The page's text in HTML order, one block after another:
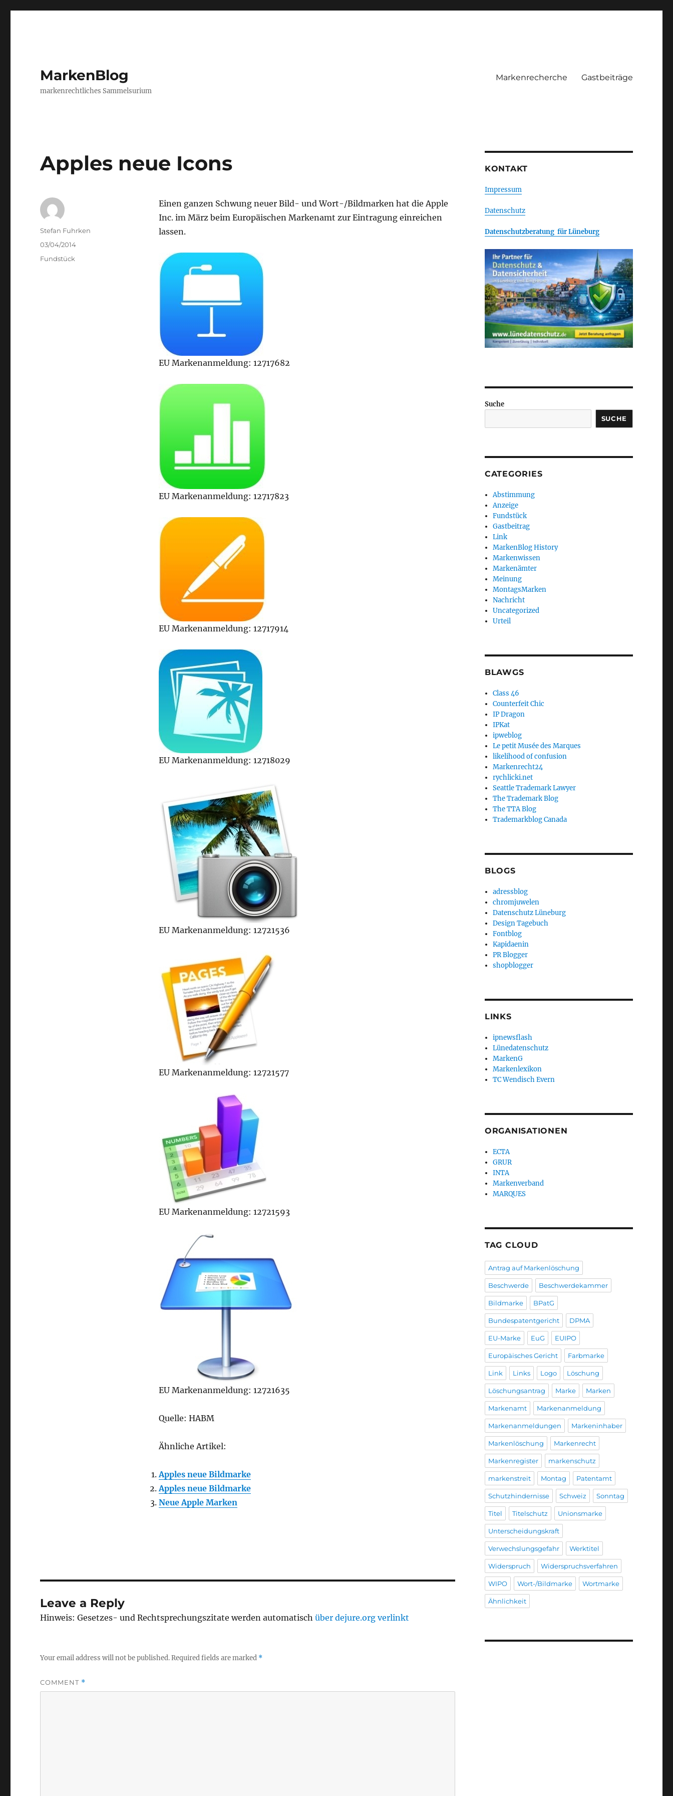
MarkenBlog
markenrechtliches Sammelsurium
Markenrecherche Gastbeiträge
Apples neue Icons
Einen ganzen Schwung neuer Bild- und Wort-/Bildmarken hat die Apple
Inc. im März beim Europäischen Markenamt zur Eintragung einreichen
lassen.
EU Markenanmeldung: 12717682
EU Markenanmeldung: 12717823
EU Markenanmeldung: 12717914
EU Markenanmeldung: 12718029
EU Markenanmeldung: 12721536
EU Markenanmeldung: 12721577
EU Markenanmeldung: 12721593
EU Markenanmeldung: 12721635
Quelle: HABM
Ähnliche Artikel:
Apples neue Bildmarke
Apples neue Bildmarke
Neue Apple Marken
Author
Stefan Fuhrken
Posted
03/04/2014
Categories
Fundstück
Leave a Reply
Hinweis: Gesetzes- und Rechtsprechungszitate werden automatischüber dejure.org verlinkt
Your email address will not be published.Required fields are marked *
COMMENT *
KONTAKT
Impressum
Datenschutz
Datenschutzberatung für Lüneburg
Suche
SUCHE
CATEGORIES
Abstimmung
Anzeige
Fundstück
Gastbeitrag
Link
MarkenBlog History
Markenwissen
Markenämter
Meinung
MontagsMarken
Nachricht
Uncategorized
Urteil
BLAWGS
Class 46
Counterfeit Chic
IP Dragon
IPKat
ipweblog
Le petit Musée des Marques
likelihood of confusion
Markenrecht24
rychlicki.net
Seattle Trademark Lawyer
The Trademark Blog
The TTA Blog
Trademarkblog Canada
BLOGS
adressblog
chromjuwelen
Datenschutz Lüneburg
Design Tagebuch
Fontblog
Kapidaenin
PR Blogger
shopblogger
LINKS
ipnewsflash
Lünedatenschutz
MarkenG
Markenlexikon
TC Wendisch Evern
ORGANISATIONEN
ECTA
GRUR
INTA
Markenverband
MARQUES
TAG CLOUD
Antrag auf Markenlöschung
Beschwerde Beschwerdekammer
Bildmarke BPatG
Bundespatentgericht DPMA
EU-Marke EuG EUIPO
Europäisches Gericht Farbmarke
Link Links Logo Löschung
Löschungsantrag Marke Marken
Markenamt Markenanmeldung
Markenanmeldungen Markeninhaber
Markenlöschung Markenrecht
Markenregister markenschutz
markenstreit Montag Patentamt
Schutzhindernisse Schweiz Sonntag
Titel Titelschutz Unionsmarke
Unterscheidungskraft
Verwechslungsgefahr Werktitel
Widerspruch Widerspruchsverfahren
WIPO Wort-/Bildmarke Wortmarke
Ähnlichkeit